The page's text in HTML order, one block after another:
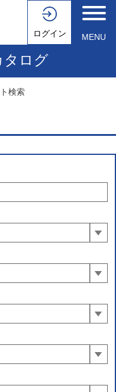
ログイン MENU
タログ
検索